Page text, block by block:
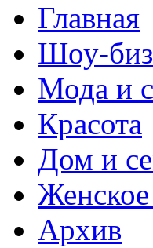
Главная
Шоу-
Мода и
Красота
Дом и
Архив